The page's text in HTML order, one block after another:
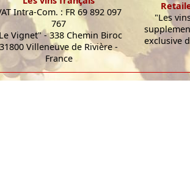
Intra-Com. : FR 69 892 097
767
Vignet" - 338 Chemin Biroc
31800 Villeneuve de Rivière -
France
"Les
exclusive